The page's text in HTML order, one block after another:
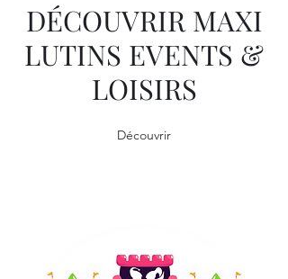
DÉCOUVRIR MAXI
LUTINS EVENTS &
LOISIRS
Découvrir